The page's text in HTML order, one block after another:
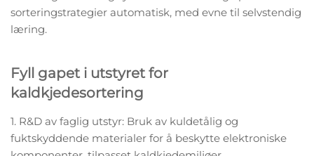
sorteringstrategier automatisk, med evne til selvstendig
læring.
Fyll gapet i utstyret for
kaldkjedesortering
1. R&D av faglig utstyr: Bruk av kuldetålig og
fuktskyddende materialer for å beskytte elektroniske